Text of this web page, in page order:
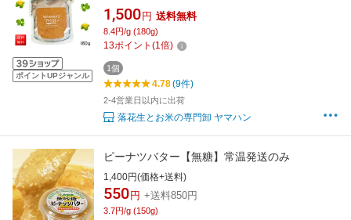
ポイントUPジャンル
ツバター
1,500 円 送料無料
8.4円/g (180g)
13ポイント (1倍)
1個
4.78(9件)
2-4営業日以内に出荷
落花生とお米の専門卸 ヤマハン
ピーナツバター【無糖】常温発送のみ
1,400円(価格+送料)
550 円 +送料850円
3.7円/g (150g)